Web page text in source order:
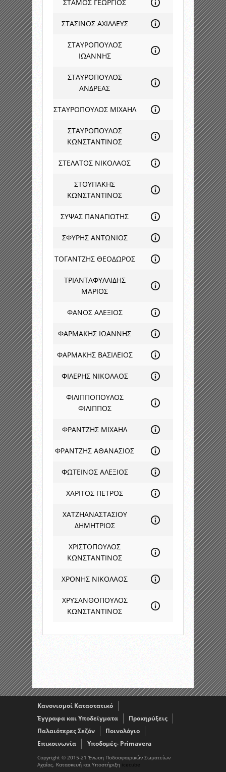
ΣΤΑΜΟΣ ΓΕΩΡΓΙΟΣ
ΣΤΑΣΙΝΟΣ ΑΧΙΛΛΕΥΣ
ΣΤΑΥΡΟΠΟΥΛΟΣ
ΙΩΑΝΝΗΣ
ΣΤΑΥΡΟΠΟΥΛΟΣ
ΑΝΔΡΕΑΣ
ΣΤΑΥΡΟΠΟΥΛΟΣ ΜΙΧΑΗΛ
ΣΤΑΥΡΟΠΟΥΛΟΣ
ΚΩΝΣΤΑΝΤΙΝΟΣ
ΣΤΕΛΑΤΟΣ ΝΙΚΟΛΑΟΣ
ΣΤΟΥΠΑΚΗΣ
ΚΩΝΣΤΑΝΤΙΝΟΣ
ΣΥΨΑΣ ΠΑΝΑΓΙΩΤΗΣ
ΣΦΥΡΗΣ ΑΝΤΩΝΙΟΣ
ΤΟΓΑΝΤΖΗΣ ΘΕΟΔΩΡΟΣ
ΤΡΙΑΝΤΑΦΥΛΛΙΔΗΣ
ΜΑΡΙΟΣ
ΦΑΝΟΣ ΑΛΕΞΙΟΣ
ΦΑΡΜΑΚΗΣ ΙΩΑΝΝΗΣ
ΦΑΡΜΑΚΗΣ ΒΑΣΙΛΕΙΟΣ
ΦΙΛΕΡΗΣ ΝΙΚΟΛΑΟΣ
ΦΙΛΙΠΠΟΠΟΥΛΟΣ
ΦΙΛΙΠΠΟΣ
ΦΡΑΝΤΖΗΣ ΜΙΧΑΗΛ
ΦΡΑΝΤΖΗΣ ΑΘΑΝΑΣΙΟΣ
ΦΩΤΕΙΝΟΣ ΑΛΕΞΙΟΣ
ΧΑΡΙΤΟΣ ΠΕΤΡΟΣ
ΧΑΤΖΗΑΝΑΣΤΑΣΙΟΥ
ΔΗΜΗΤΡΙΟΣ
ΧΡΙΣΤΟΠΟΥΛΟΣ
ΚΩΝΣΤΑΝΤΙΝΟΣ
ΧΡΟΝΗΣ ΝΙΚΟΛΑΟΣ
ΧΡΥΣΑΝΘΟΠΟΥΛΟΣ
ΚΩΝΣΤΑΝΤΙΝΟΣ
Κανονισμοί Καταστατικό
Έγγραφα και Υποδείγματα
Προκηρύξεις
Παλαιότερες Σεζόν
Ποινολόγιο
Επικοινωνία
Υποδομές- Primavera
Copyright © 2015-21 Ένωση Ποδοσφαιρικών Σωματείων
Αχαΐας. Κατασκευή και Υποστήριξη icecube